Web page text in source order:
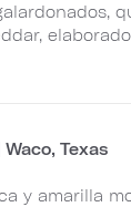
Texas
y amarilla